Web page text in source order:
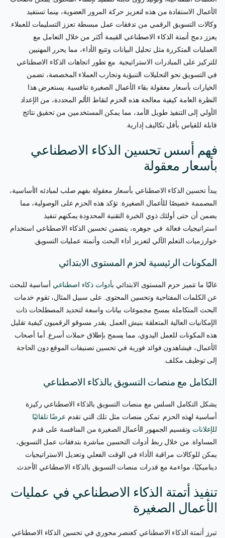
الأعمال الاستفادة من هذه لتعزيز حركة المرور العضوية، بينما تستفيد
وكالات التسويق الرقمي من تدفقات عمل مبسطة تعزز التسليمات للعملاء.
يعزز دمج أتمتة الذكاء الاصطناعي القيمة أكثر من خلال التعامل مع
العمليات المتكررة مثل تحليل البيانات وتتبع الأداء، مما يحرر المهنيين
للتركيز على المبادرات الاستراتيجية. مع تطور اتجاهات الذكاء الاصطناعي
في التسويق نحو التحليلات التنبؤية وتجارب العملاء المخصصة، تضمن
الخيارات بأسعار معقولة بقاء الأعمال الصغيرة تنافسية. يستعرض هذا
النظرة العامة كيفية معالجة هذه الحزم لنقاط الألم المحددة، من الإعداد
الأولي إلى التنفيذ طويل الأمد، مما يمكن المستخدمين من تحقيق نتائج
قابلة للقياس بأقل تكاليف إدارية.
فهم أسس تحسين الذكاء الاصطناعي
بأسعار معقولة
يبدأ تحسين الذكاء الاصطناعي بأسعار معقولة بفهم صلب لمبادئه الأساسية،
المصممة خصيصًا للأعمال الصغيرة. تؤكد هذه الحزم على الوصولية، مما
يضمن أن حتى أولئك ذوي الخبرة التقنية المحدودة يمكنهم تنفيذ
استراتيجيات فعالة. في جوهره، يتضمن تحسين الذكاء الاصطناعي استخدام
خوارزميات التعلم الآلي لتعزيز أداء البحث وأتمتة عمليات التسويق.
المكونات الرئيسية لحزم المستوى الابتدائي
غالبًا ما تتميز حزم المستوى الابتدائي بأدوات ذكاء اصطناعي أساسية للبحث
عن الكلمات المفتاحية وتحسين المحتوى. على سبيل المثال، تقوم خدمات
البحث المتكاملة بمسح مجموعات بيانات واسعة لتحديد المصطلحات ذات
الإمكانيات العالية المتعلقة بنيش العمل. يقدر مسوقو الرقميون كيفية تقليل
هذه المكونات للعمل اليدوي، مما يسمح بإطلاق حملات أسرع. أما أصحاب
الأعمال، فيشاهدون فوائد فورية في تحسين تصنيفات الموقع دون الحاجة
إلى توظيف مكلف.
التكامل مع منصات التسويق بالذكاء الاصطناعي
يشكل التكامل السلس مع منصات التسويق بالذكاء الاصطناعي ركيزة
أساسية لهذه الحزم. تمكن منصات مثل تلك التي تقدم عرضًا تلقائيًا
للإعلانات وتقسيم الجمهور الأعمال الصغيرة من المنافسة على قدم
المساواة. من خلال ربط أدوات التحسين مباشرة بتدفقات عمل التسويق،
يمكن للوكالات مراقبة الأداء في الوقت الفعلي وتعديل الاستراتيجيات
ديناميكيًا، مواءمة مع قدرات منصات التسويق بالذكاء الاصطناعي الأحدث.
تنفيذ أتمتة الذكاء الاصطناعي في عمليات
الأعمال الصغيرة
تبرز أتمتة الذكاء الاصطناعي كعنصر محوري في تحسين الذكاء الاصطناعي